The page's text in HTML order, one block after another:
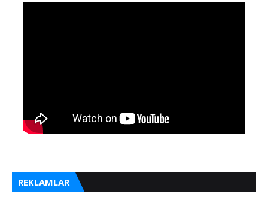
REKLAMLAR